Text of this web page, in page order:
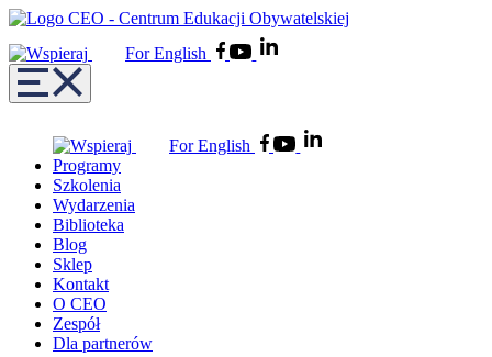
For English
For English
Programy
Szkolenia
Wydarzenia
Biblioteka
Blog
Sklep
Kontakt
O CEO
Zespół
Dla partnerów